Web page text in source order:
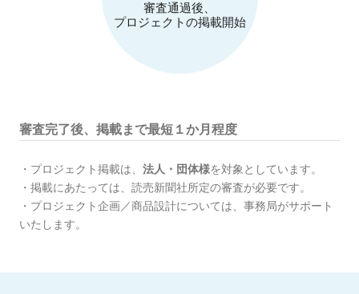
審査通過後、
プロジェクトの掲載開始
審査完了後、掲載まで最短１か月程度
・プロジェクト掲載は、 法人・団体様を対象としています。
・掲載にあたっては、読売新聞社所定の審査が必要です。
・プロジェクト企画／商品設計については、事務局がサポート
いたします。